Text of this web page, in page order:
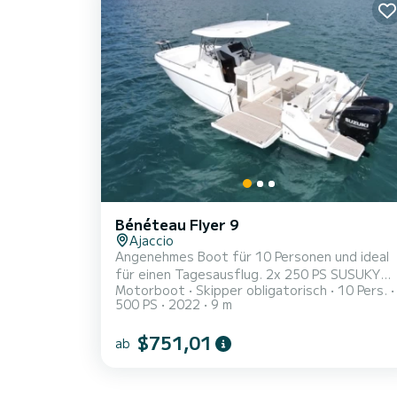
Seetüchtigkeit. Ausgestattet mit zwei 250
PS-Motoren, garantiert es Geschwindigkeit,
Sicherheit und Spaß für alle Arten von
Ausflü...
Bénéteau Flyer 9
Ajaccio
Angenehmes Boot für 10 Personen und ideal
für einen Tagesausflug. 2x 250 PS SUSUKY
KOMFORT-FINISH einschließlich: Elektrische
Ankerwinde Zusätzliche Badeplattformen 25-
Landstrom + Ladegerät Herd außerhalb des
Motorboot Skipper obligatorisch
10 Pers.
500 PS
2022 9 m
ab $751,01